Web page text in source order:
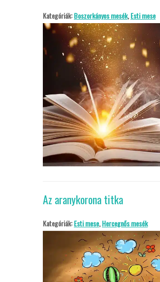
Kategóriák:Boszorkányos mesék,Esti mese
Az aranykorona titka
Kategóriák:Esti mese,Hercegnős mesék